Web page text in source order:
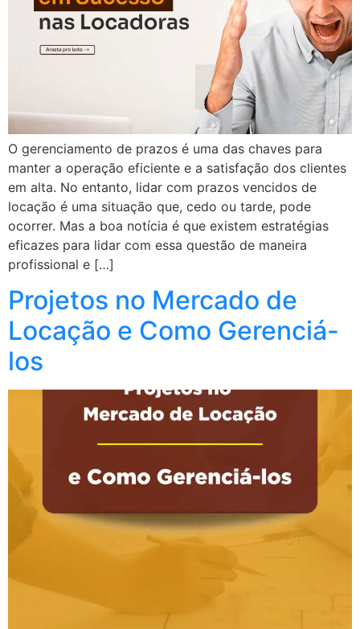
O gerenciamento de prazos é uma das chaves para
manter a operação eficiente e a satisfação dos clientes
em alta. No entanto, lidar com prazos vencidos de
locação é uma situação que, cedo ou tarde, pode
ocorrer. Mas a boa notícia é que existem estratégias
eficazes para lidar com essa questão de maneira
profissional e […]
Projetos no Mercado de
Locação e Como Gerenciá-
los